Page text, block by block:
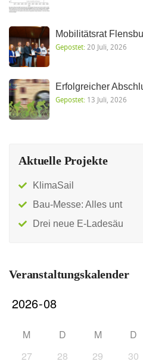
Mobilitätsrat
Gepostet:20 Juli, 2026
Erfolgreicher
Gepostet: 13 Juli, 2026
Aktuelle Projekte
KlimaSail
Bau-Messe: Alles unt
Drei neue E-Ladesäu
Veranstaltungskalender
M D M D
27
28 29 30